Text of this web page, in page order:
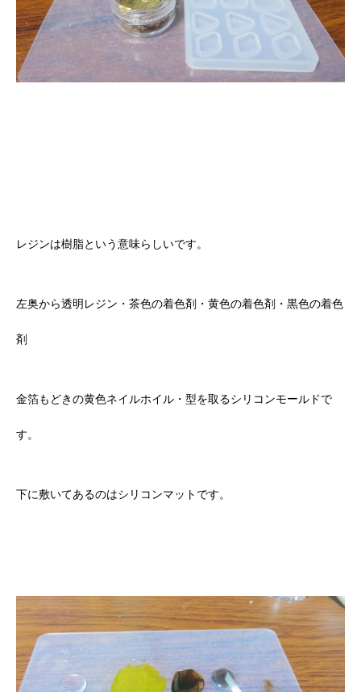
レジンは樹脂という意味らしいです。
左奥から透明レジン・茶色の着色剤・黄色の着色剤・黒色の着色
剤
金箔もどきの黄色ネイルホイル・型を取るシリコンモールドで
す。
下に敷いてあるのはシリコンマットです。